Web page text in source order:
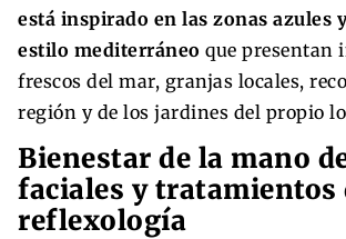
está inspirado en las zonas azules
estilo mediterráneo que presentan
frescos del mar, granjas locales,
región y de los jardines del propio
Bienestar de la mano
faciales y tratamientos
reflexología